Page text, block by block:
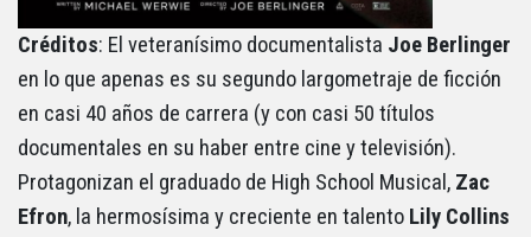
Créditos: El veteranísimo documentalista Joe Berlinger
en lo que apenas es su segundo largometraje de ficción
en casi 40 años de carrera (y con casi 50 títulos
documentales en su haber entre cine y televisión).
Protagonizan el graduado de High School Musical, Zac
Efron, la hermosísima y creciente en talento Lily Collins